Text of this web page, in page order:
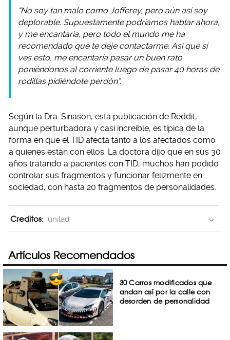
“No soy tan malo como Jofferey, pero aún así soy
deplorable. Supuestamente podríamos hablar ahora,
y me encantaría, pero todo el mundo me ha
recomendado que te deje contactarme. Así que si
ves esto, me encantaría pasar un buen rato
poniéndonos al corriente luego de pasar 40 horas de
rodillas pidiéndote perdón”.
Según la Dra. Sinason, esta publicación de Reddit,
aunque perturbadora y casi increíble, es típica de la
forma en que el TID afecta tanto a los afectados como
a quienes están con ellos. La doctora dijo que en sus 30
años tratando a pacientes con TID, muchos han podido
controlar sus fragmentos y funcionar felizmente en
sociedad, con hasta 20 fragmentos de personalidades.
Creditos: unilad
Artículos Recomendados
30 Carros modificados que
andan así por la calle con
desorden de personalidad